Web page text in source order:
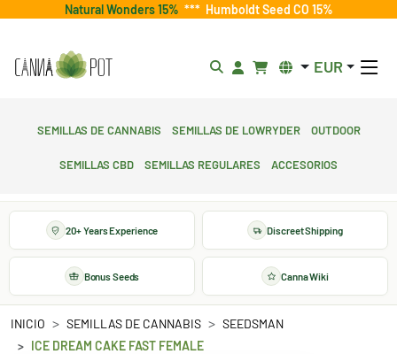
Natural Wonders 15% *** Humboldt Seed CO 15%
EUR
Semillas de cannabis Semillas de lowryder Outdoor
Semillas CBD Semillas regulares Accesorios
20+ Years Experience Discreet Shipping
Bonus Seeds Canna Wiki
INICIO SEMILLAS DE CANNABIS
SEEDSMAN
ICE DREAM CAKE FAST FEMALE